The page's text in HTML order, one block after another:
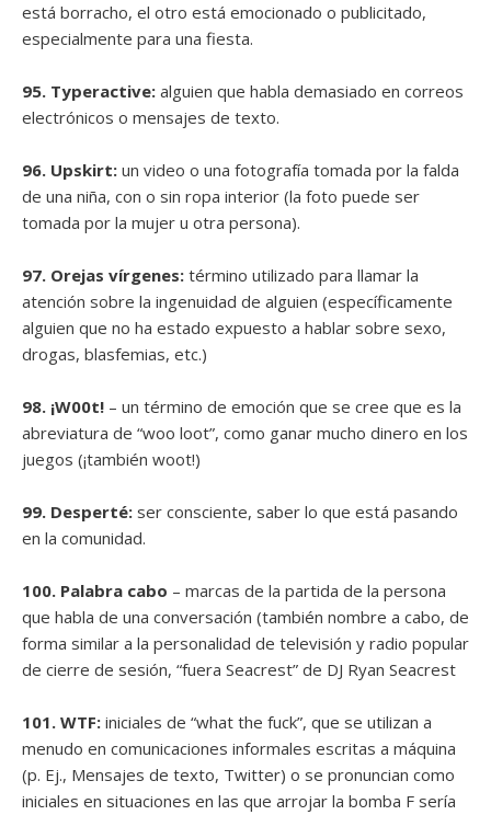
está borracho, el otro está emocionado o publicitado,
especialmente para una fiesta.
95. Typeractive: alguien que habla demasiado en correos
electrónicos o mensajes de texto.
96. Upskirt: un video o una fotografía tomada por la falda
de una niña, con o sin ropa interior (la foto puede ser
tomada por la mujer u otra persona).
97. Orejas vírgenes: término utilizado para llamar la
atención sobre la ingenuidad de alguien (específicamente
alguien que no ha estado expuesto a hablar sobre sexo,
drogas, blasfemias, etc.)
98. ¡W00t! – un término de emoción que se cree que es la
abreviatura de “woo loot”, como ganar mucho dinero en los
juegos (¡también woot!)
99. Desperté: ser consciente, saber lo que está pasando
en la comunidad.
100. Palabra cabo – marcas de la partida de la persona
que habla de una conversación (también nombre a cabo, de
forma similar a la personalidad de televisión y radio popular
de cierre de sesión, “fuera Seacrest” de DJ Ryan Seacrest
101. WTF: iniciales de “what the fuck”, que se utilizan a
menudo en comunicaciones informales escritas a máquina
(p. Ej., Mensajes de texto, Twitter) o se pronuncian como
iniciales en situaciones en las que arrojar la bomba F sería